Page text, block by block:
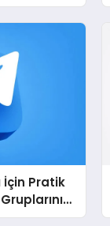
İçin Pratik
Bulun